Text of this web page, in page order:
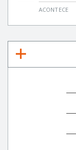
ACONTECE